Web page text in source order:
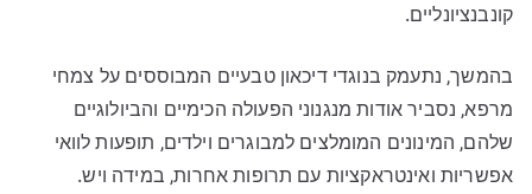
קונבנציונליים.
בהמשך, נתעמק בנוגדי דיכאון טבעיים המבוססים על צמחי
מרפא, נסביר אודות מנגנוני הפעולה הכימיים והביולוגיים
שלהם, המינונים המומלצים למבוגרים וילדים, תופעות לוואי
אפשריות ואינטראקציות עם תרופות אחרות, במידה ויש.